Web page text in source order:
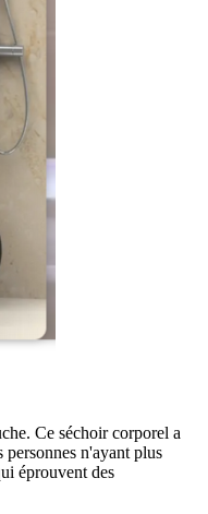
Ce séchoir corporel a
n'ayant plus
éprouvent des